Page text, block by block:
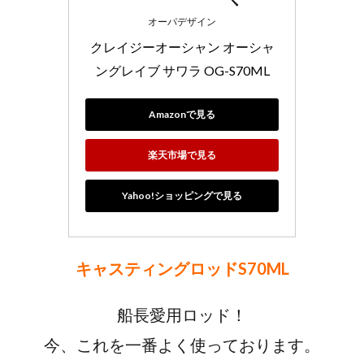
オーパデザイン
クレイジーオーシャン オーシャ
ングレイブ サワラ OG-S70ML
Amazonで見る
楽天市場で見る
Yahoo!ショッピングで見る
キャスティングロッドS70ML
船長愛用ロッド！
今、これを一番よく使っております。